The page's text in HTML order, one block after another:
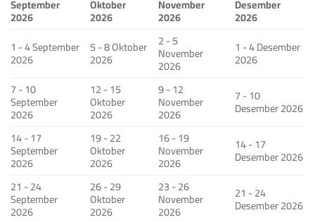
September
2026
Oktober
2026
November
2026
Desember
2026
1 - 4 September
2026
5 - 8 Oktober
2026
2 - 5
November
2026
1 - 4 Desember
2026
7 - 10
September
2026
12 - 15
Oktober
2026
9 - 12
November
2026
7 - 10
Desember 2026
14 - 17
September
2026
19 - 22
Oktober
2026
16 - 19
November
2026
14 - 17
Desember 2026
21 - 24
September
2026
26 - 29
Oktober
2026
23 - 26
November
2026
21 - 24
Desember 2026